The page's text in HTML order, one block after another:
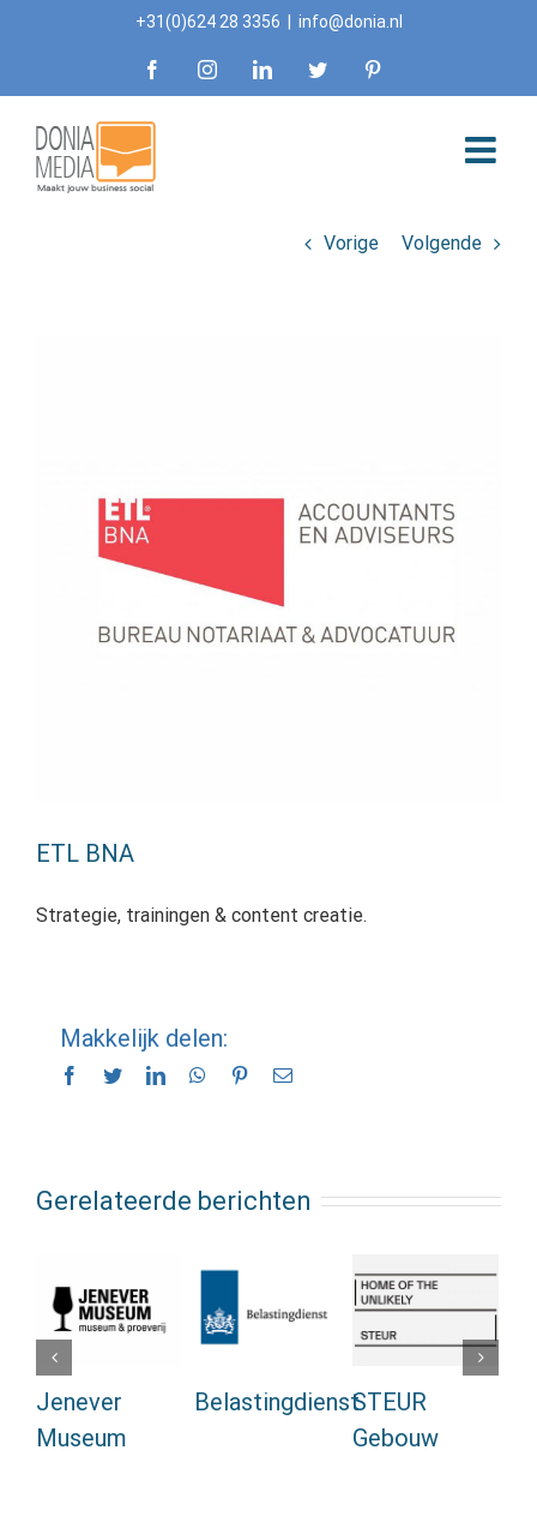
+31(0)624 28 3356 info@donia.nl
FacebookInstagramLinkedInTwitter
Vorige Volgende
ETL BNA
Strategie, trainingen & content creatie.
Makkelijk delen:
Facebook
TwitterLinkedInWhatsApp
Pinterest
E-
Gerelateerde berichten
Jenever
Museum
BelastingdienstSTEUR
Gebouw